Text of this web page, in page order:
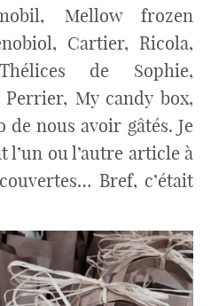
Mellow frozen
Cartier, Ricola,
de Sophie,
My candy box,
de nous avoir gâtés. Je
l’un ou l’autre article à
Bref, c’était